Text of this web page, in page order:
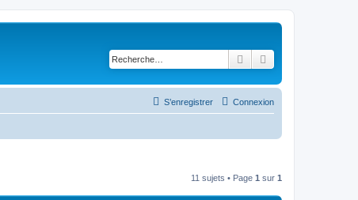
Rechercher
Connexion
S’enregistrer
11 sujets • Page 1 sur 1